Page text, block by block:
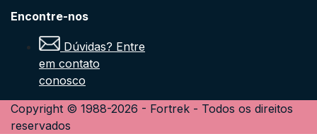
Encontre-nos
Dúvidas? Entre
em contato
conosco
Copyright © 1988-2026 - Fortrek - Todos os direitos
reservados